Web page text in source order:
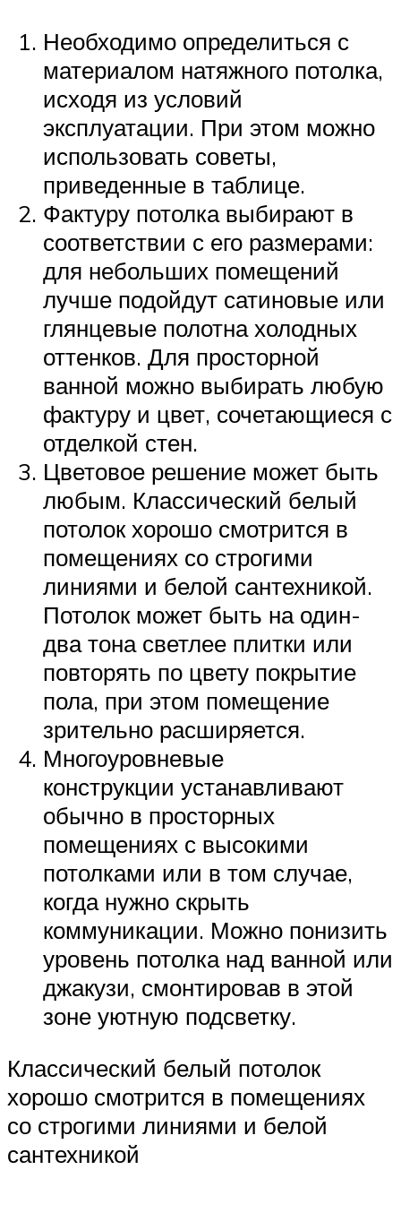
Необходимо определиться с
материалом натяжного потолка,
исходя из условий
эксплуатации. При этом можно
использовать советы,
приведенные в таблице.
Фактуру потолка выбирают в
соответствии с его размерами:
для небольших помещений
лучше подойдут сатиновые или
глянцевые полотна холодных
оттенков. Для просторной
ванной можно выбирать любую
фактуру и цвет, сочетающиеся с
отделкой стен.
Цветовое решение может быть
любым. Классический белый
потолок хорошо смотрится в
помещениях со строгими
линиями и белой сантехникой.
Потолок может быть на один-
два тона светлее плитки или
повторять по цвету покрытие
пола, при этом помещение
зрительно расширяется.
Многоуровневые
конструкции устанавливают
обычно в просторных
помещениях с высокими
потолками или в том случае,
когда нужно скрыть
коммуникации. Можно понизить
уровень потолка над ванной или
джакузи, смонтировав в этой
зоне уютную подсветку.
Классический белый потолок
хорошо смотрится в помещениях
со строгими линиями и белой
сантехникой